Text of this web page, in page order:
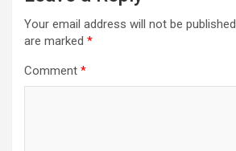
Your email address will not be published.
are marked *
Comment *